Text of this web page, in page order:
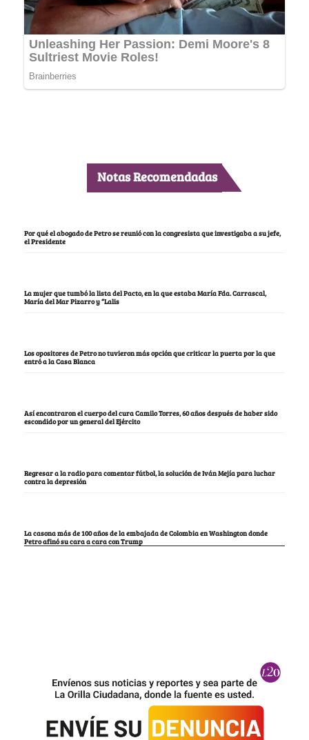
Notas Recomendadas
Por qué el abogado de Petro se reunió con la congresista que investigaba a su jefe,
el Presidente
La mujer que tumbó la lista del Pacto, en la que estaba María Fda. Carrascal,
María del Mar Pizarro y “Lalis
Los opositores de Petro no tuvieron más opción que criticar la puerta por la que
entró a la Casa Blanca
Así encontraron el cuerpo del cura Camilo Torres, 60 años después de haber sido
escondido por un general del Ejército
Regresar a la radio para comentar fútbol, la solución de Iván Mejía para luchar
contra la depresión
La casona más de 100 años de la embajada de Colombia en Washington donde
Petro afinó su cara a cara con Trump